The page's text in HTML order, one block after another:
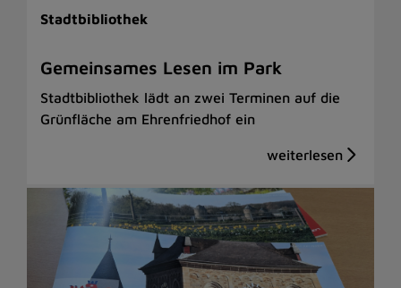
Stadtbibliothek
Gemeinsames Lesen im Park
Stadtbibliothek lädt an zwei Terminen auf die
Grünfläche am Ehrenfriedhof ein